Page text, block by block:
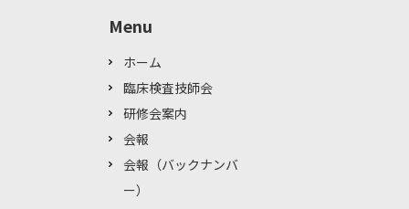
Menu
ホーム
臨床検査技師会
研修会案内
会報
会報（バックナンバ
ー）